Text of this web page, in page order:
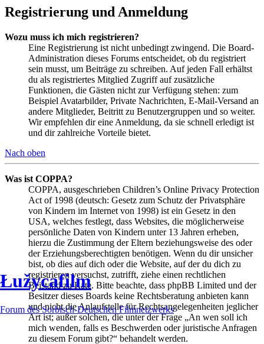
Łužycafilm
Forum des Sorbisch-Deutschen Filmnetzwerks
Registrierung und Anmeldung
Wozu muss ich mich registrieren?
Eine Registrierung ist nicht unbedingt zwingend. Die Board-
Administration dieses Forums entscheidet, ob du registriert
sein musst, um Beiträge zu schreiben. Auf jeden Fall erhältst
du als registriertes Mitglied Zugriff auf zusätzliche
Funktionen, die Gästen nicht zur Verfügung stehen: zum
Beispiel Avatarbilder, Private Nachrichten, E-Mail-Versand an
andere Mitglieder, Beitritt zu Benutzergruppen und so weiter.
Wir empfehlen dir eine Anmeldung, da sie schnell erledigt ist
und dir zahlreiche Vorteile bietet.
Nach oben
Was ist COPPA?
COPPA, ausgeschrieben Children’s Online Privacy Protection
Act of 1998 (deutsch: Gesetz zum Schutz der Privatsphäre
von Kindern im Internet von 1998) ist ein Gesetz in den
USA, welches festlegt, dass Websites, die möglicherweise
persönliche Daten von Kindern unter 13 Jahren erheben,
hierzu die Zustimmung der Eltern beziehungsweise des oder
der Erziehungsberechtigten benötigen. Wenn du dir unsicher
bist, ob dies auf dich oder die Website, auf der du dich zu
registrieren versuchst, zutrifft, ziehe einen rechtlichen
Beistand zu Rate. Bitte beachte, dass phpBB Limited und der
Besitzer dieses Boards keine Rechtsberatung anbieten kann
und nicht die Anlaufstelle für Rechtsangelegenheiten jeglicher
Art ist; außer solchen, die unter der Frage „An wen soll ich
mich wenden, falls es Beschwerden oder juristische Anfragen
zu diesem Forum gibt?“ behandelt werden.